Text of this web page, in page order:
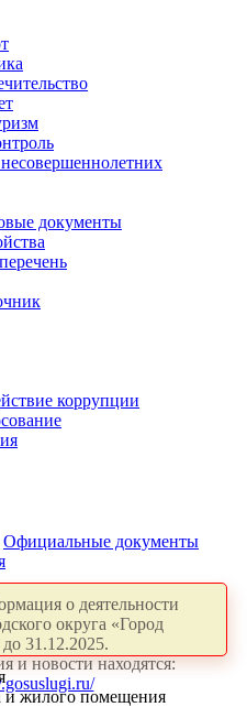
документы
коррупции
Официальные документы
о деятельности
округа «Город
31.12.2025.
и новости находятся:
и жилого помещения